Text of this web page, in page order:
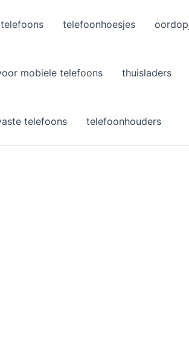
telefoonhoesjes
mobiele telefoons thuisladers
telefoons telefoonhouders